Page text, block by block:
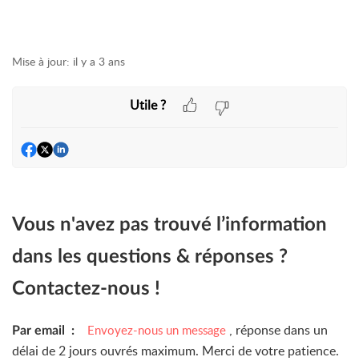
Mise à jour: il y a 3 ans
Utile ?
Vous n'avez pas trouvé l’information
dans les questions & réponses ?
Contactez-nous !
Par email : Envoyez-nous un message , réponse dans un
délai de 2 jours ouvrés maximum. Merci de votre patience.